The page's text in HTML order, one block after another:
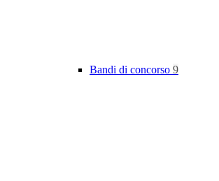
Bandi di concorso 9